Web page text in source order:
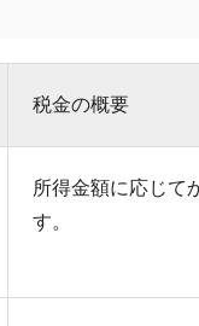
税金の概要
所得金額に応じて
す。